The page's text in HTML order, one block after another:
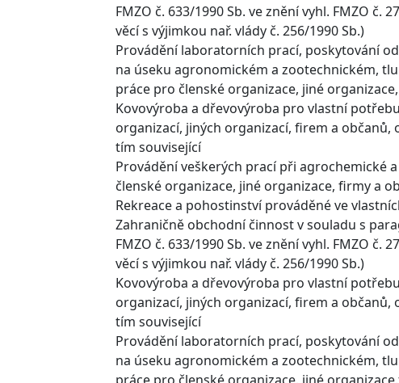
FMZO č. 633/1990 Sb. ve znění vyhl. FMZO č.
věcí s výjimkou nař. vlády č. 256/1990 Sb.)
Provádění laboratorních prací, poskytování
na úseku agronomickém a zootechnickém,
práce pro členské organizace, jiné
Kovovýroba a dřevovýroba pro vlastní
organizací, jiných organizací, firem a občanů,
tím související
Provádění veškerých prací při agrochemické
členské organizace, jiné organizace, firmy a
Rekreace a pohostinství prováděné ve
Zahraničně obchodní činnost v souladu s
FMZO č. 633/1990 Sb. ve znění vyhl. FMZO č.
věcí s výjimkou nař. vlády č. 256/1990 Sb.)
Kovovýroba a dřevovýroba pro vlastní
organizací, jiných organizací, firem a občanů,
tím související
Provádění laboratorních prací, poskytování
na úseku agronomickém a zootechnickém,